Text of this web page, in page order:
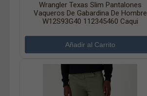
Wrangler Texas Slim Pantalones
Vaqueros De Gabardina De Hombre
W12S93G40 112345460 Caqui